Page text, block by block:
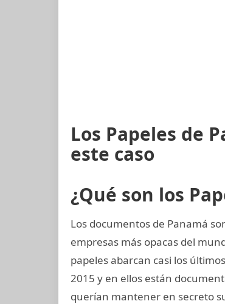
Los Papeles de
este caso
¿Qué son los
Los documentos de Panamá
empresas más opacas del
papeles abarcan casi los
2015 y en ellos están
querían mantener en secreto